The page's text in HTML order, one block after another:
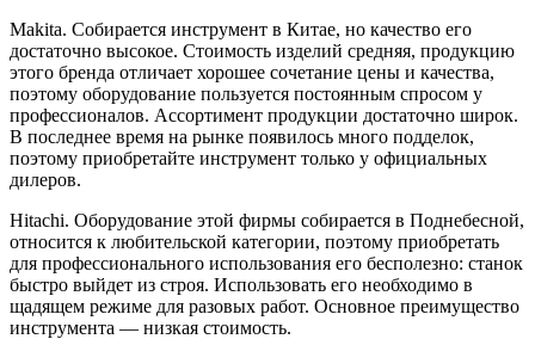
Makita. Собирается инструмент в Китае, но качество его
достаточно высокое. Стоимость изделий средняя, продукцию
этого бренда отличает хорошее сочетание цены и качества,
поэтому оборудование пользуется постоянным спросом у
профессионалов. Ассортимент продукции достаточно широк.
В последнее время на рынке появилось много подделок,
поэтому приобретайте инструмент только у официальных
дилеров.
Hitachi. Оборудование этой фирмы собирается в Поднебесной,
относится к любительской категории, поэтому приобретать
для профессионального использования его бесполезно: станок
быстро выйдет из строя. Использовать его необходимо в
щадящем режиме для разовых работ. Основное преимущество
инструмента — низкая стоимость.